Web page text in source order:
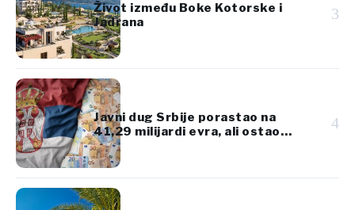
Život između Boke Kotorske i
Jadrana
3
Javni dug Srbije porastao na
41,29 milijardi evra, ali ostao
ispod 45% BDP-a
4